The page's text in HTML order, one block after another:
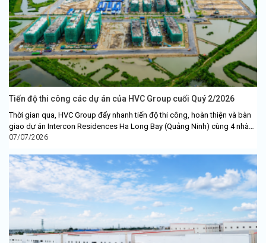
Tiến độ thi công các dự án của HVC Group cuối Quý 2/2026
Thời gian qua, HVC Group đẩy nhanh tiến độ thi công, hoàn thiện và bàn
giao dự án Intercon Residences Ha Long Bay (Quảng Ninh) cùng 4 nhà
xưởng công...
07/07/2026